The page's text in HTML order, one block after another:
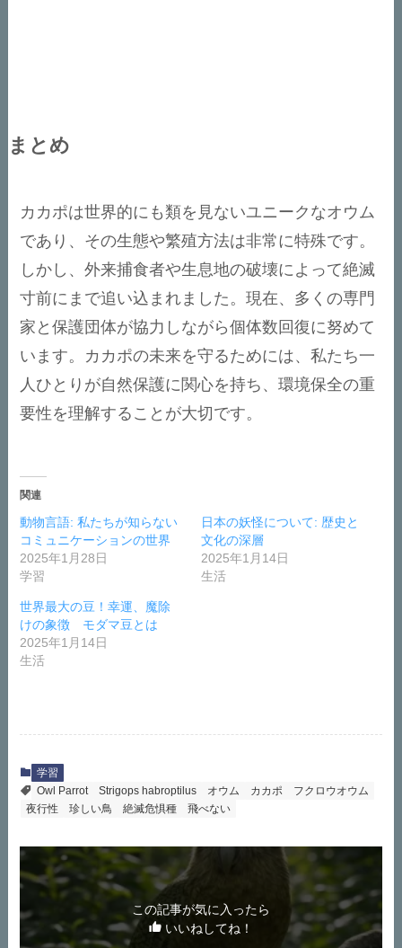
まとめ
カカポは世界的にも類を見ないユニークなオウム
であり、その生態や繁殖方法は非常に特殊です。
しかし、外来捕食者や生息地の破壊によって絶滅
寸前にまで追い込まれました。現在、多くの専門
家と保護団体が協力しながら個体数回復に努めて
います。カカポの未来を守るためには、私たち一
人ひとりが自然保護に関心を持ち、環境保全の重
要性を理解することが大切です。
関連
動物言語: 私たちが知らない
コミュニケーションの世界
2025年1月28日
学習
日本の妖怪について: 歴史と
文化の深層
2025年1月14日
生活
世界最大の豆！幸運、魔除
けの象徴 モダマ豆とは
2025年1月14日
生活
学習
Owl Parrot
Strigops habroptilus オウム カカポ
フクロウオウム
夜行性
珍しい鳥 絶滅危惧種 飛べない
この記事が気に入ったら
いいねしてね！